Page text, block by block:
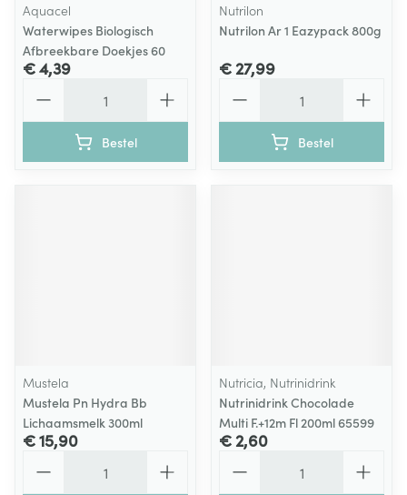
Aquacel
Waterwipes Biologisch
Afbreekbare Doekjes 60
€ 4,39
Bestel
Nutrilon
Nutrilon Ar 1 Eazypack 800g
€ 27,99
Bestel
Mustela
Mustela Pn Hydra Bb
Lichaamsmelk 300ml
€ 15,90
Nutricia, Nutrinidrink
Nutrinidrink Chocolade
Multi F.+12m Fl 200ml 65599
€ 2,60